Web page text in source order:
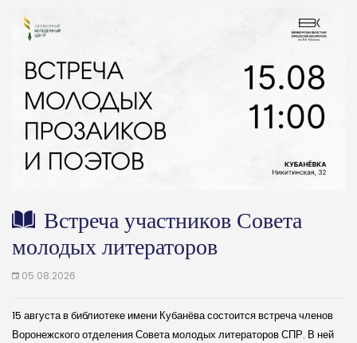
Встреча участников Совета
молодых литераторов
05.08.2026
15 августа в библиотеке имени Кубанёва состоится встреча членов
Воронежского отделения Совета молодых литераторов СПР. В ней